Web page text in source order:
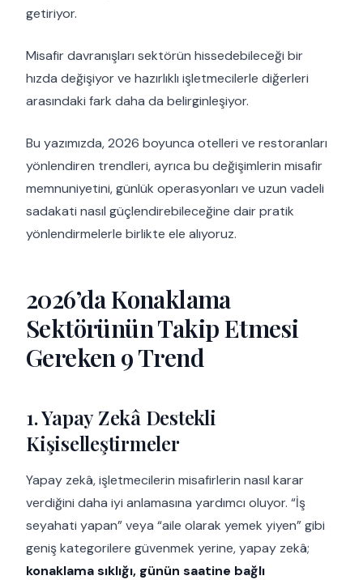
getiriyor.
Misafir davranışları sektörün hissedebileceği bir
hızda değişiyor ve hazırlıklı işletmecilerle diğerleri
arasındaki fark daha da belirginleşiyor.
Bu yazımızda, 2026 boyunca otelleri ve restoranları
yönlendiren trendleri, ayrıca bu değişimlerin misafir
memnuniyetini, günlük operasyonları ve uzun vadeli
sadakati nasıl güçlendirebileceğine dair pratik
yönlendirmelerle birlikte ele alıyoruz.
2026’da Konaklama
Sektörünün Takip Etmesi
Gereken 9 Trend
1. Yapay Zekâ Destekli
Kişiselleştirmeler
Yapay zekâ, işletmecilerin misafirlerin nasıl karar
verdiğini daha iyi anlamasına yardımcı oluyor. “İş
seyahati yapan” veya “aile olarak yemek yiyen” gibi
geniş kategorilere güvenmek yerine, yapay zekâ;
konaklama sıklığı, günün saatine bağlı